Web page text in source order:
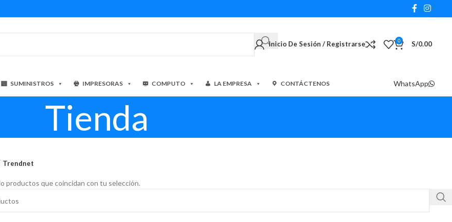
Inicio De Sesión / Registrarse 0 S/0.00
SUMINISTROS IMPRESORAS COMPUTO LA EMPRESA CONTÁCTENOS WhatsApp
Tienda
Trendnet
productos que coincidan con tu selección.